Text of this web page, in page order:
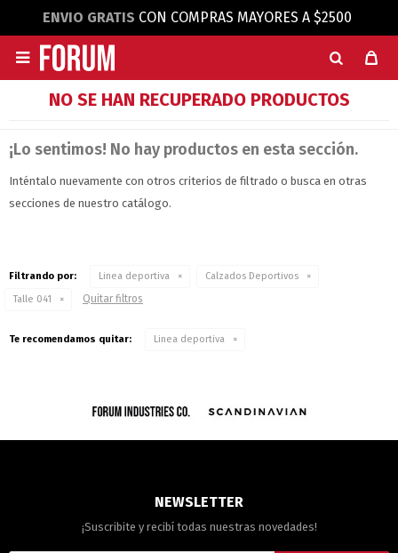
ENVIO GRATIS CON COMPRAS MAYORES A $2500

NO SE HAN RECUPERADO PRODUCTOS
¡Lo sentimos! No hay productos en esta sección.
Inténtalo nuevamente con otros criterios de filtrado o busca en otras
secciones de nuestro catálogo.
Filtrando por: Linea deportiva
Calzados Deportivos
Talle 041
Quitar filtros
Te recomendamos quitar: Linea deportiva
NEWSLETTER
¡Suscribite y recibí todas nuestras novedades!